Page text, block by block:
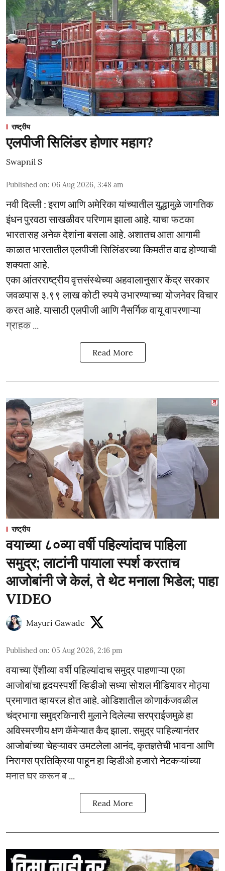
राष्ट्रीय
एलपीजी सिलिंडर होणार महाग?
Swapnil S
Published on: 06 Aug 2026, 3:48 am
नवी दिल्ली : इराण आणि अमेरिका यांच्यातील युद्धामुळे जागतिक
इंधन पुरवठा साखळीवर परिणाम झाला आहे. याचा फटका
भारतासह अनेक देशांना बसला आहे. अशातच आता आगामी
काळात भारतातील एलपीजी सिलिंडरच्या किमतीत वाढ होण्याची
शक्यता आहे.
एका आंतरराष्ट्रीय वृत्तसंस्थेच्या अहवालानुसार केंद्र सरकार
जवळपास ३.९९ लाख कोटी रुपये उभारण्याच्या योजनेवर विचार
करत आहे. यासाठी एलपीजी आणि नैसर्गिक वायू वापरणाऱ्या
ग्राहक ...
Read More
राष्ट्रीय
वयाच्या ८०व्या वर्षी पहिल्यांदाच पाहिला
समुद्र; लाटांनी पायाला स्पर्श करताच
आजोबांनी जे केलं, ते थेट मनाला भिडेल; पाहा
VIDEO
Mayuri Gawade
Published on: 05 Aug 2026, 2:16 pm
वयाच्या ऐंशीव्या वर्षी पहिल्यांदाच समुद्र पाहणाऱ्या एका
आजोबांचा हृदयस्पर्शी व्हिडीओ सध्या सोशल मीडियावर मोठ्या
प्रमाणात व्हायरल होत आहे. ओडिशातील कोणार्कजवळील
चंद्रभागा समुद्रकिनारी मुलाने दिलेल्या सरप्राईजमुळे हा
अविस्मरणीय क्षण कॅमेऱ्यात कैद झाला. समुद्र पाहिल्यानंतर
आजोबांच्या चेहऱ्यावर उमटलेला आनंद, कृतज्ञतेची भावना आणि
निरागस प्रतिक्रिया पाहून हा व्हिडीओ हजारो नेटकऱ्यांच्या
मनात घर करून ब ...
Read More